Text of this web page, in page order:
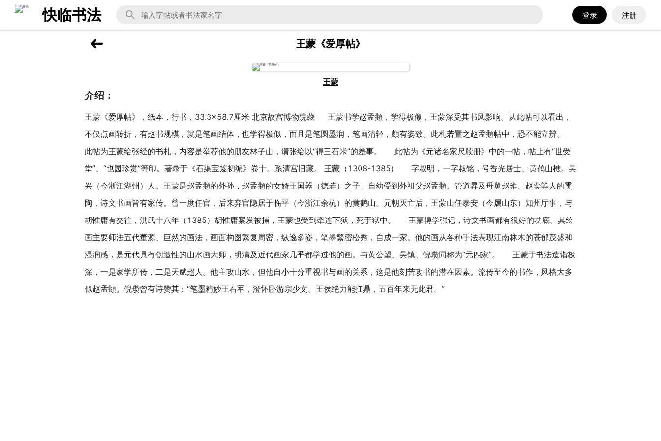
快临书法 注册
登录
王蒙《爱厚帖》
王蒙
介绍：
王蒙《爱厚帖》，纸本，行书，33.3×58.7厘米 北京故宫博物院藏 王蒙书学赵孟頫，学得极像，王蒙深受其书风影响。从此帖可以看出，
不仅点画转折，有赵书规模，就是笔画结体，也学得极似，而且是笔圆墨润，笔画清轻，颇有姿致。此札若置之赵孟頫帖中，恐不能立辨。
此帖为王蒙给张经的书札，内容是举荐他的朋友林子山，请张给以“得三石米”的差事。 此帖为《元诸名家尺牍册》中的一帖，帖上有“世受
堂”、“也园珍赏”等印。著录于《石渠宝笈初编》卷十。系清宫旧藏。 王蒙（1308-1385） 字叔明，一字叔铭，号香光居士、黄鹤山樵。吴
兴（今浙江湖州）人。王蒙是赵孟頫的外孙，赵孟頫的女婿王国器（德琏）之子。自幼受到外祖父赵孟頫、管道昇及母舅赵雍、赵奕等人的熏
陶，诗文书画皆有家传。曾一度任官，后来弃官隐居于临平（今浙江余杭）的黄鹤山。元朝灭亡后，王蒙山任泰安（今属山东）知州厅事，与
胡惟庸有交往，洪武十八年（1385）胡惟庸案发被捕，王蒙也受到牵连下狱，死于狱中。 王蒙博学强记，诗文书画都有很好的功底。其绘
画主要师法五代董源、巨然的画法，画面构图繁复周密，纵逸多姿，笔墨繁密松秀，自成一家。他的画从各种手法表现江南林木的苍郁茂盛和
湿润感，是元代具有创造性的山水画大师，明清及近代画家几乎都学过他的画。与黄公望、吴镇、倪瓒同称为“元四家”。 王蒙于书法造诣极
深，一是家学所传，二是天赋超人。他主攻山水，但他自小十分重视书与画的关系，这是他刻苦攻书的潜在因素。流传至今的书作，风格大多
似赵孟頫。倪瓒曾有诗赞其：“笔墨精妙王右军，澄怀卧游宗少文。王侯绝力能扛鼎，五百年来无此君。”